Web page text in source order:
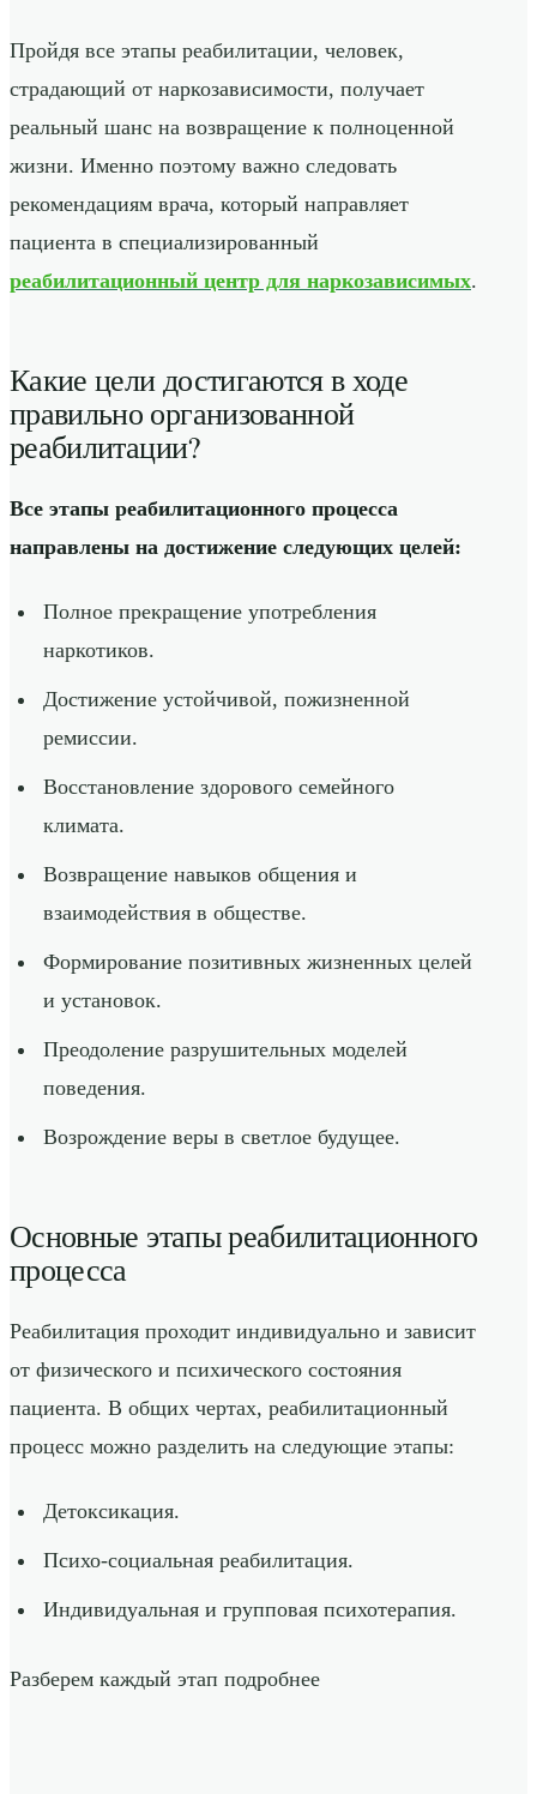
Пройдя все этапы реабилитации, человек,
страдающий от наркозависимости, получает
реальный шанс на возвращение к полноценной
жизни. Именно поэтому важно следовать
рекомендациям врача, который направляет
пациента в специализированный
реабилитационный центр для наркозависимых.
Какие цели достигаются в ходе
правильно организованной
реабилитации?
Все этапы реабилитационного процесса
направлены на достижение следующих целей:
Полное прекращение употребления
наркотиков.
Достижение устойчивой, пожизненной
ремиссии.
Восстановление здорового семейного
климата.
Возвращение навыков общения и
взаимодействия в обществе.
Формирование позитивных жизненных целей
и установок.
Преодоление разрушительных моделей
поведения.
Возрождение веры в светлое будущее.
Основные этапы реабилитационного
процесса
Реабилитация проходит индивидуально и зависит
от физического и психического состояния
пациента. В общих чертах, реабилитационный
процесс можно разделить на следующие этапы:
Детоксикация.
Психо-социальная реабилитация.
Индивидуальная и групповая психотерапия.
Разберем каждый этап подробнее